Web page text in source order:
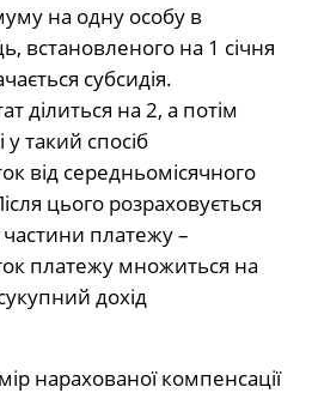
на одну особу в
встановленого на 1 січня
субсидія.
ділиться на 2, а потім
такий спосіб
від середньомісячного
цього розраховується
частини платежу –
платежу множиться на
дохід
нарахованої компенсації